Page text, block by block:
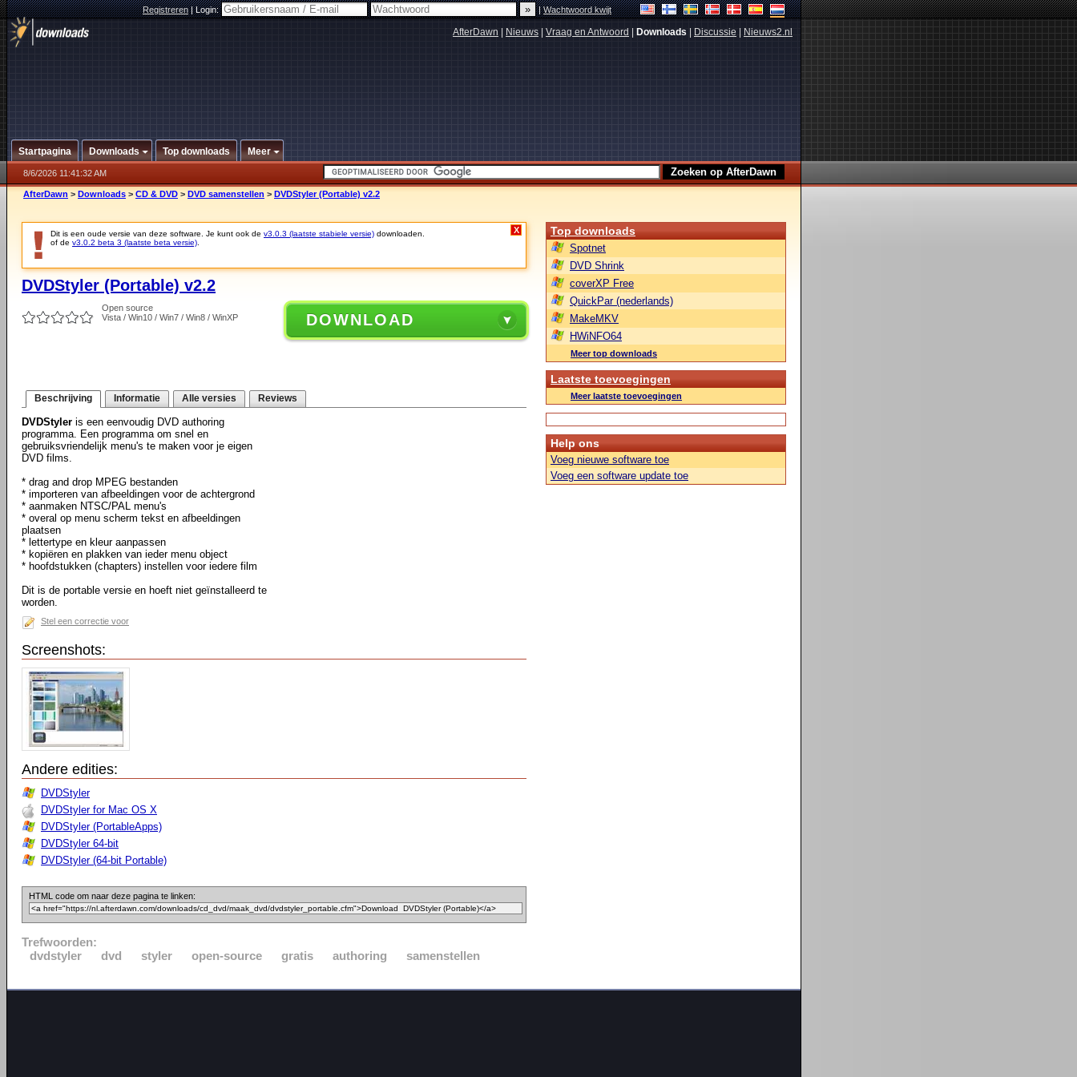
Registreren|Login: |Wachtwoord kwijt
AfterDawn Nieuws Vraag en Antwoord Downloads Discussie Nieuws2.nl
Startpagina Downloads Top downloads Meer
8/6/2026 11:41:32 AM
AfterDawn > Downloads > CD & DVD > DVD samenstellen > DVDStyler (Portable) v2.2
Dit is een oude versie van deze software. Je kunt ook de v3.0.3 (laatste stabiele versie) downloaden.
of de v3.0.2 beta 3 (laatste beta versie)
X
DVDStyler (Portable) v2.2
Open source
Vista / Win10 / Win7 / Win8 / WinXP
DOWNLOAD
Beschrijving Informatie Alle versies Reviews
DVDStyler is een eenvoudig DVD authoring
programma. Een programma om snel en
gebruiksvriendelijk menu's te maken voor je eigen
DVD films.
* drag and drop MPEG bestanden
* importeren van afbeeldingen voor de achtergrond
* aanmaken NTSC/PAL menu's
* overal op menu scherm tekst en afbeeldingen
plaatsen
* lettertype en kleur aanpassen
* kopiëren en plakken van ieder menu object
* hoofdstukken (chapters) instellen voor iedere film
Dit is de portable versie en hoeft niet geïnstalleerd te
worden.
Stel een correctie voor
Screenshots:
Andere edities:
DVDStyler
DVDStyler for Mac OS X
DVDStyler (PortableApps)
DVDStyler 64-bit
DVDStyler (64-bit Portable)
HTML code om naar deze pagina te linken:
Trefwoorden:
dvdstyler
dvd styler open-source gratis authoring samenstellen
Top downloads
Spotnet
DVD Shrink
coverXP Free
QuickPar (nederlands)
MakeMKV
HWiNFO64
Meer top downloads
Laatste toevoegingen
Meer laatste toevoegingen
Help ons
Voeg nieuwe software toe
Voeg een software update toe